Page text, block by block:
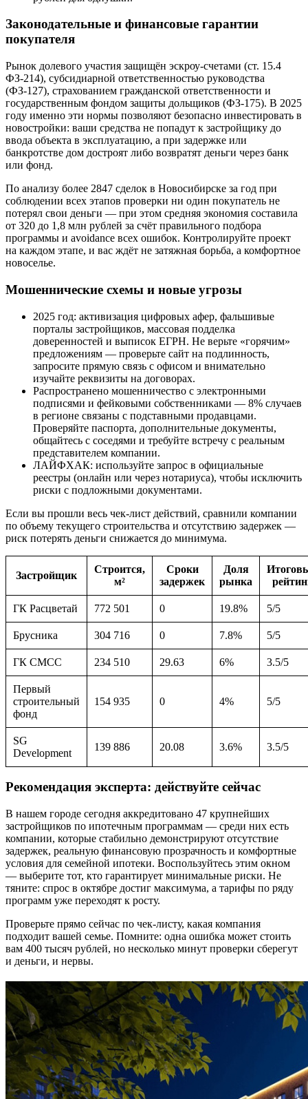
Законодательные и финансовые гарантии
покупателя
Рынок долевого участия защищён эскроу-счетами (ст. 15.4
ФЗ-214), субсидиарной ответственностью руководства
(ФЗ-127), страхованием гражданской ответственности и
государственным фондом защиты дольщиков (ФЗ-175). В 2025
году именно эти нормы позволяют безопасно инвестировать в
новостройки: ваши средства не попадут к застройщику до
ввода объекта в эксплуатацию, а при задержке или
банкротстве дом достроят либо возвратят деньги через банк
или фонд.
По анализу более 2847 сделок в Новосибирске за год при
соблюдении всех этапов проверки ни один покупатель не
потерял свои деньги — при этом средняя экономия составила
от 320 до 1,8 млн рублей за счёт правильного подбора
программы и avoidance всех ошибок. Контролируйте проект
на каждом этапе, и вас ждёт не затяжная борьба, а комфортное
новоселье.
Мошеннические схемы и новые угрозы
2025 год: активизация цифровых афер, фальшивые
порталы застройщиков, массовая подделка
доверенностей и выписок ЕГРН. Не верьте «горячим»
предложениям — проверьте сайт на подлинность,
запросите прямую связь с офисом и внимательно
изучайте реквизиты на договорах.
Распространено мошенничество с электронными
подписями и фейковыми собственниками — 8% случаев
в регионе связаны с подставными продавцами.
Проверяйте паспорта, дополнительные документы,
общайтесь с соседями и требуйте встречу с реальным
представителем компании.
ЛАЙФХАК: используйте запрос в официальные
реестры (онлайн или через нотариуса), чтобы исключить
риски с подложными документами.
Если вы прошли весь чек-лист действий, сравнили компании
по объему текущего строительства и отсутствию задержек —
риск потерять деньги снижается до минимума.
Застройщик
Строится,
м²
Сроки
задержек
Доля
рынка
ГК Расцветай 772 501 0 19.8% 5/5
Брусника 304 716 0 7.8% 5/5
ГК СМСС 234 510 29.63 6% 3.5/5
Первый
строительный
фонд
154 935 0 4% 5/5
SG
Development
139 886 20.08 3.6% 3.5/5
Рекомендация эксперта: действуйте сейчас
В нашем городе сегодня аккредитовано 47 крупнейших
застройщиков по ипотечным программам — среди них есть
компании, которые стабильно демонстрируют отсутствие
задержек, реальную финансовую прозрачность и комфортные
условия для семейной ипотеки. Воспользуйтесь этим окном
— выберите тот, кто гарантирует минимальные риски. Не
тяните: спрос в октябре достиг максимума, а тарифы по ряду
программ уже переходят к росту.
Проверьте прямо сейчас по чек-листу, какая компания
подходит вашей семье. Помните: одна ошибка может стоить
вам 400 тысяч рублей, но несколько минут проверки сберегут
и деньги, и нервы.